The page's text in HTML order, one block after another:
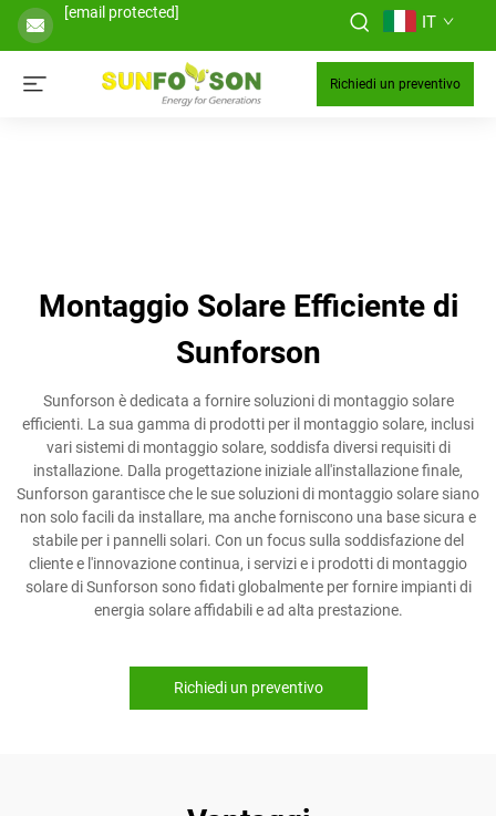
[email protected] IT
Richiedi un preventivo
Montaggio Solare Efficiente di
Sunforson
Sunforson è dedicata a fornire soluzioni di montaggio solare
efficienti. La sua gamma di prodotti per il montaggio solare, inclusi
vari sistemi di montaggio solare, soddisfa diversi requisiti di
installazione. Dalla progettazione iniziale all'installazione finale,
Sunforson garantisce che le sue soluzioni di montaggio solare siano
non solo facili da installare, ma anche forniscono una base sicura e
stabile per i pannelli solari. Con un focus sulla soddisfazione del
cliente e l'innovazione continua, i servizi e i prodotti di montaggio
solare di Sunforson sono fidati globalmente per fornire impianti di
energia solare affidabili e ad alta prestazione.
Richiedi un preventivo